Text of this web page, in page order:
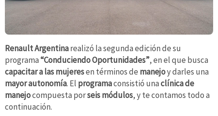
Renault Argentinarealizó la segunda edición de su
programa“Conduciendo Oportunidades”, en el que busca
capacitar a las mujeresen términos de manejoy darles una
mayor autonomía. El programaconsistió unaclínica de
manejocompuesta porseis módulos, y te contamos todo a
continuación.